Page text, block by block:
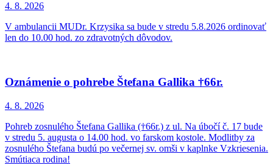
4. 8. 2026
V ambulancii MUDr. Krzysika sa bude v stredu 5.8.2026 ordinovať
len do 10.00 hod. zo zdravotných dôvodov.
Oznámenie o pohrebe Štefana Gallika †66r.
4. 8. 2026
Pohreb zosnulého Štefana Gallika (†66r.) z ul. Na úbočí č. 17 bude
v stredu 5. augusta o 14.00 hod. vo farskom kostole. Modlitby za
zosnulého Štefana budú po večernej sv. omši v kaplnke Vzkriesenia.
Smútiaca rodina!